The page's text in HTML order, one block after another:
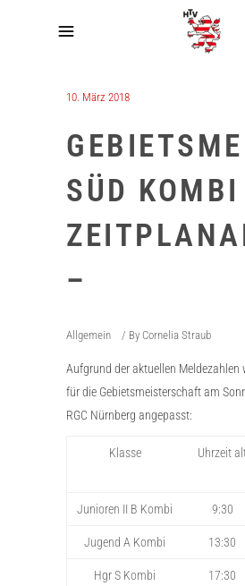
10. März 2018
SÜD
–
Allgemein By Cornelia Straub
Aufgrund der aktuellen Meldezahlen
für die Gebietsmeisterschaft am
RGC Nürnberg angepasst:
Klasse Uhrzeit
Junioren II B Kombi 9:30
Jugend A Kombi 13:30
Hgr S Kombi 17:30